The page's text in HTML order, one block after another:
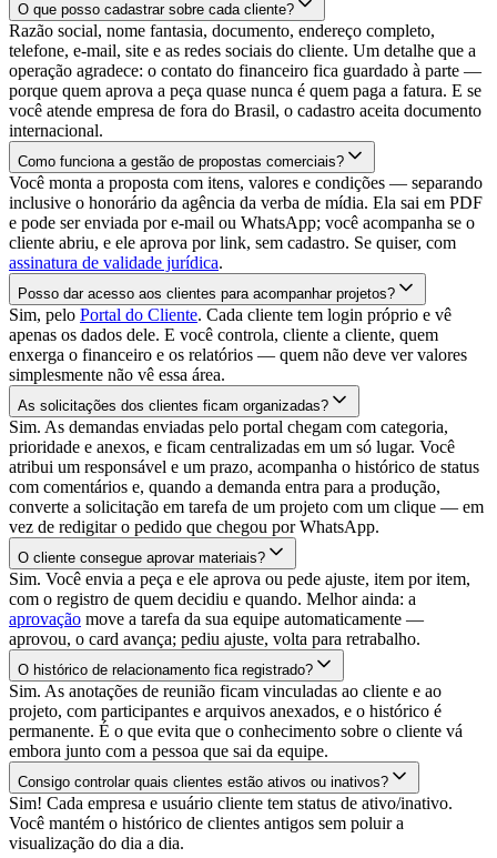
O que posso cadastrar sobre cada cliente?
Razão social, nome fantasia, documento, endereço completo,
telefone, e-mail, site e as redes sociais do cliente. Um detalhe que a
operação agradece: o contato do financeiro fica guardado à parte —
porque quem aprova a peça quase nunca é quem paga a fatura. E se
você atende empresa de fora do Brasil, o cadastro aceita documento
internacional.
Como funciona a gestão de propostas comerciais?
Você monta a proposta com itens, valores e condições — separando
inclusive o honorário da agência da verba de mídia. Ela sai em PDF
e pode ser enviada por e-mail ou WhatsApp; você acompanha se o
cliente abriu, e ele aprova por link, sem cadastro. Se quiser, com
assinatura de validade jurídica.
Posso dar acesso aos clientes para acompanhar projetos?
Sim, pelo Portal do Cliente. Cada cliente tem login próprio e vê
apenas os dados dele. E você controla, cliente a cliente, quem
enxerga o financeiro e os relatórios — quem não deve ver valores
simplesmente não vê essa área.
As solicitações dos clientes ficam organizadas?
Sim. As demandas enviadas pelo portal chegam com categoria,
prioridade e anexos, e ficam centralizadas em um só lugar. Você
atribui um responsável e um prazo, acompanha o histórico de status
com comentários e, quando a demanda entra para a produção,
converte a solicitação em tarefa de um projeto com um clique — em
vez de redigitar o pedido que chegou por WhatsApp.
O cliente consegue aprovar materiais?
Sim. Você envia a peça e ele aprova ou pede ajuste, item por item,
com o registro de quem decidiu e quando. Melhor ainda: a
aprovação move a tarefa da sua equipe automaticamente —
aprovou, o card avança; pediu ajuste, volta para retrabalho.
O histórico de relacionamento fica registrado?
Sim. As anotações de reunião ficam vinculadas ao cliente e ao
projeto, com participantes e arquivos anexados, e o histórico é
permanente. É o que evita que o conhecimento sobre o cliente vá
embora junto com a pessoa que sai da equipe.
Consigo controlar quais clientes estão ativos ou inativos?
Sim! Cada empresa e usuário cliente tem status de ativo/inativo.
Você mantém o histórico de clientes antigos sem poluir a
visualização do dia a dia.